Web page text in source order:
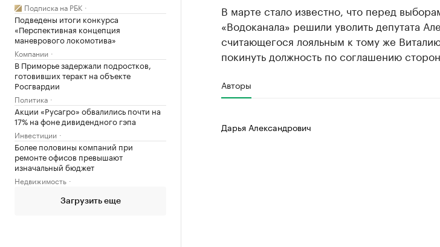
Подписка на РБК
Подведены итоги конкурса
«Перспективная концепция
маневрового локомотива»
Компании
В Приморье задержали подростков,
готовивших теракт на объекте
Росгвардии
Политика
Акции «Русагро» обвалились почти на
17% на фоне дивидендного гэпа
Инвестиции
Более половины компаний при
ремонте офисов превышают
изначальный бюджет
Недвижимость
Загрузить еще
В марте стало известно, что перед
«Водоканала» решили уволить депутата
считающегося лояльным к тому же
покинуть должность по соглашению сторон.
Авторы
Дарья Александрович